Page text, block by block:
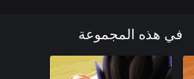
في هذه المجموعة